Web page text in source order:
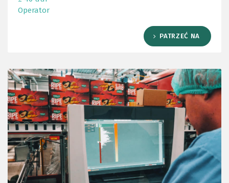
Operator
PATRZEĆ NA